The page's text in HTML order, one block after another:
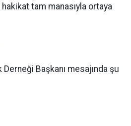
hakikat tam manasıyla ortaya
Başkanı mesajında şu